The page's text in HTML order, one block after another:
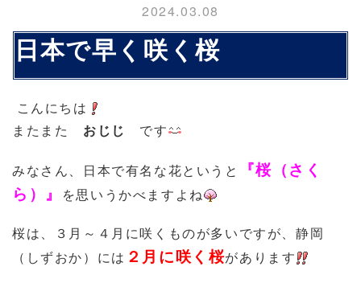
2024.03.08
日本で早く咲く桜
こんにちは
またまた おじじ です
みなさん、日本で有名な花というと
『桜（さく
ら）』
を思いうかべますよね
桜は、３月～４月に咲くものが多いですが、静岡
（しずおか）には ２月に咲く桜があります